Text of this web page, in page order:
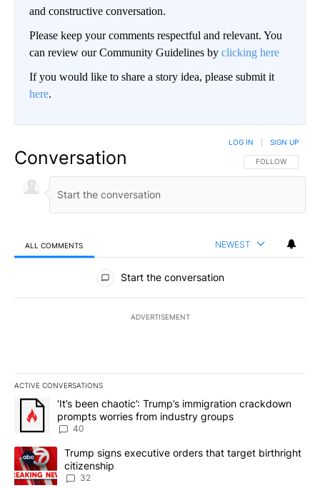
and constructive conversation.
Please keep your comments respectful and relevant. You
can review our Community Guidelines by clicking here
If you would like to share a story idea, please submit it
here.
Conversation FOLLOW THIS
FOLLOW
LOG IN SIGN UP
ALL COMMENTS NEWEST
All Comments
Start the conversation
ADVERTISEMENT
ACTIVE CONVERSATIONS
The following is a list of the most commented articles in the last
A trending article titled "‘It’s been chaotic’: Trump’s
‘It’s been chaotic’: Trump’s immigration crackdown
prompts worries from industry groups
40
A trending article titled "Trump signs executive orders that
Trump signs executive orders that target birthright
citizenship
32